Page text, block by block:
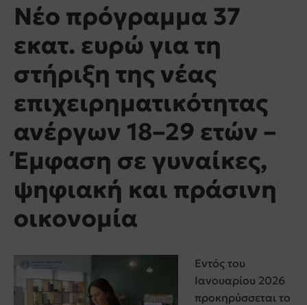
Νέο πρόγραμμα 37
εκατ. ευρώ για τη
στήριξη της νέας
επιχειρηματικότητας
ανέργων 18–29 ετών –
Έμφαση σε γυναίκες,
ψηφιακή και πράσινη
οικονομία
Εντός του
Ιανουαρίου 2026
προκηρύσσεται το